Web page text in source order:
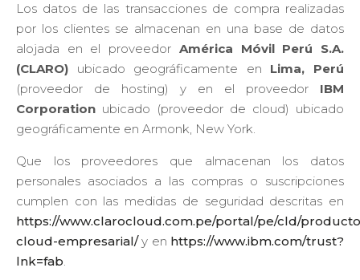
Los datos de las transacciones de compra realizadas
por los clientes se almacenan en una base de datos
alojada en el proveedor América Móvil Perú S.A.
(CLARO) ubicado geográficamente en Lima, Perú
(proveedor de hosting) y en el proveedor IBM
Corporation ubicado (proveedor de cloud) ubicado
geográficamente en Armonk, New York.
Que los proveedores que almacenan los datos
personales asociados a las compras o suscripciones
cumplen con las medidas de seguridad descritas en
https://www.clarocloud.com.pe/portal/pe/cld/
cloud-empresarial/y en https://www.ibm.com/trust?
lnk=fab.